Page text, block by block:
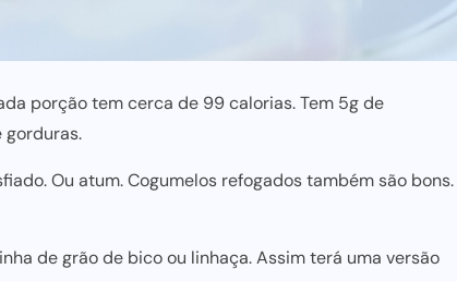
porção tem cerca de 99 calorias. Tem 5g de
gorduras.
Ou atum. Cogumelos refogados também são bons.
degrão de bicoou linhaça. Assim terá uma versão